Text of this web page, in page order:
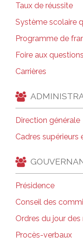
Taux de réussite
Système scolaire
Programme de
Foire aux questions
Carrières
Direction générale
Cadres supérieurs
Présidence
Conseil des
Ordres du jour des
Procès-verbaux